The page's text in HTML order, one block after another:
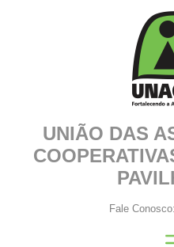
UNIÃO DAS
Fale Conosco: